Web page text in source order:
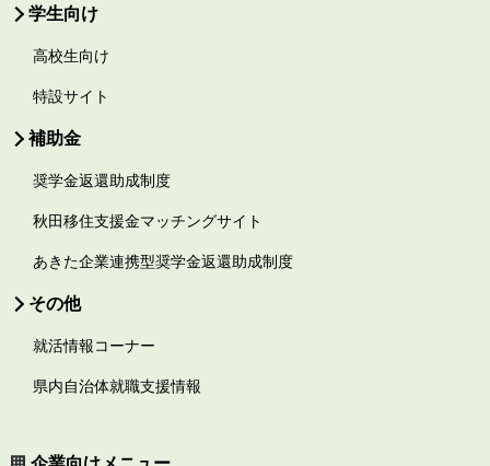
学生向け
高校生向け
特設サイト
補助金
奨学金返還助成制度
秋田移住支援金マッチングサイト
あきた企業連携型奨学金返還助成制度
その他
就活情報コーナー
県内自治体就職支援情報